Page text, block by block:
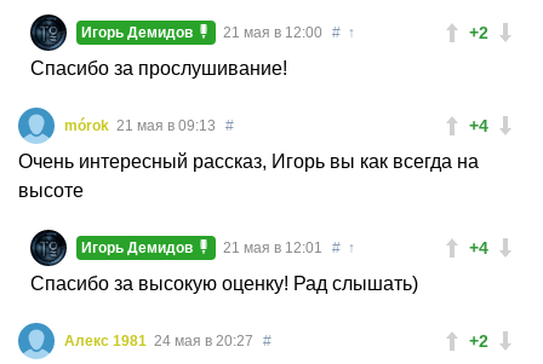
+2
Игорь Демидов 21 мая в 12:00 # ↑
Спасибо за прослушивание!
+4
mórok 21 мая в 09:13 #
Очень интересный рассказ, Игорь вы как всегда на
высоте
+4
Игорь Демидов 21 мая в 12:01 # ↑
Спасибо за высокую оценку! Рад слышать)
+2
Алекс 1981 24 мая в 20:27 #